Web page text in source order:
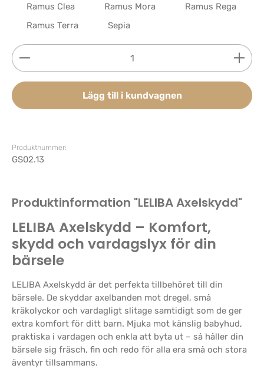
Ramus Clea
Ramus Mora
Ramus Rega
Ramus Terra
Sepia
Produktkvantitet: Ange önskat belopp eller
Lägg till i kundvagnen
Produktnummer:
GS02.13
Produktinformation "LELIBA Axelskydd"
LELIBA Axelskydd – Komfort,
skydd och vardagslyx för din
bärsele
LELIBA Axelskydd är det perfekta tillbehöret till din
bärsele. De skyddar axelbanden mot dregel, små
kräkolyckor och vardagligt slitage samtidigt som de ger
extra komfort för ditt barn. Mjuka mot känslig babyhud,
praktiska i vardagen och enkla att byta ut – så håller din
bärsele sig fräsch, fin och redo för alla era små och stora
äventyr tillsammans.